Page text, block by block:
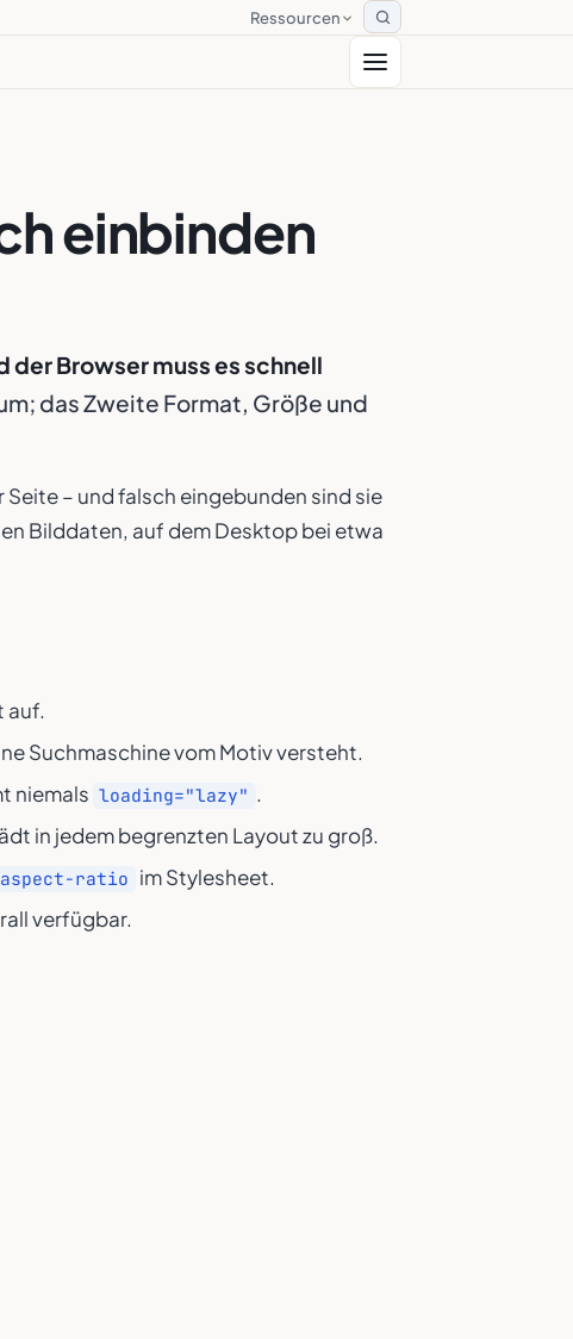
Ressourcen Suche öffnen
einbinden
der Browser muss es schnell
das Zweite Format, Größe und
– und falsch eingebunden sind sie
Bilddaten, auf dem Desktop bei etwa
auf.
Suchmaschine vom Motiv versteht.
niemals loading="lazy" .
in jedem begrenzten Layout zu groß.
aspect-ratio im Stylesheet.
verfügbar.